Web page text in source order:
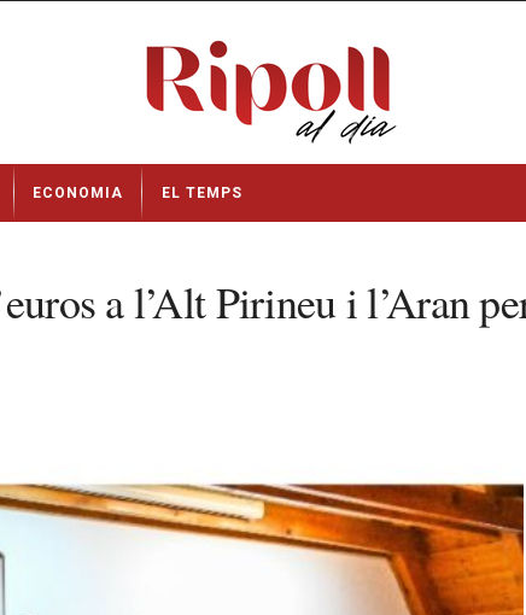
ECONOMIA EL TEMPS
a l’Alt Pirineu i l’Aran